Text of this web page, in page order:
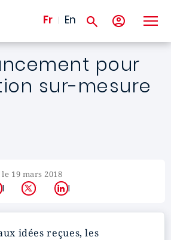
Fr En
pour
sur-mesure
19 mars 2018
Instagram
X LinkedIn
idées reçues, les